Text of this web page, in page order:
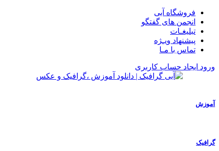
فروشگاه آبی
انجمن های گفتگو
تبلیغـات
پیشنهاد ویـژه
تماس با مـا
ورود ایجاد حساب کاربری
آموزش
گرافیک